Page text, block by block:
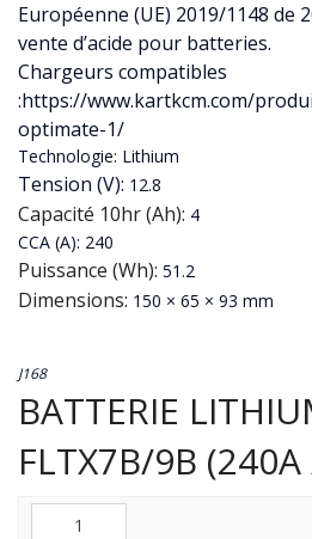
Européenne (UE) 2019/1148 de
vente d’acide pour batteries.
Chargeurs compatibles
:https://www.kartkcm.com/
optimate-1/
Technologie: Lithium
Tension (V): 12.8
Capacité 10hr (Ah): 4
CCA (A): 240
Puissance (Wh): 51.2
Dimensions: 150 × 65 × 93 mm
J168
BATTERIE
FLTX7B/9B
Quantité